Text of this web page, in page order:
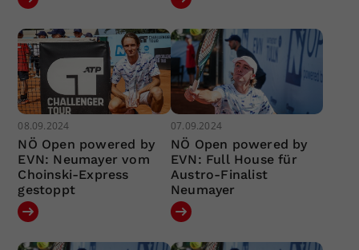
08.09.2024
NÖ Open powered by
EVN: Neumayer vom
Choinski-Express
gestoppt
07.09.2024
NÖ Open powered by
EVN: Full House für
Austro-Finalist
Neumayer